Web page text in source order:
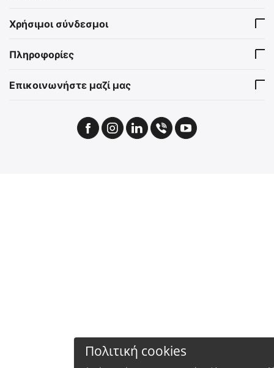
Χρήσιμοι σύνδεσμοι
Πληροφορίες
Επικοινωνήστε μαζί μας
Πολιτική cookies